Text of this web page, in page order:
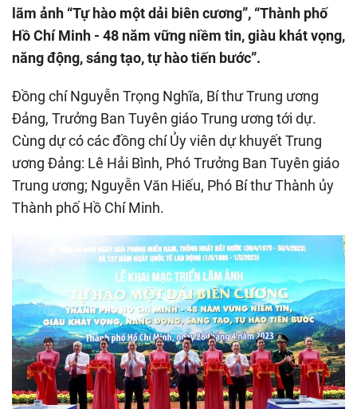
lãm ảnh “Tự hào một dải biên cương”, “Thành phố
Hồ Chí Minh - 48 năm vững niềm tin, giàu khát vọng,
năng động, sáng tạo, tự hào tiến bước”.
Đồng chí Nguyễn Trọng Nghĩa, Bí thư Trung ương
Đảng, Trưởng Ban Tuyên giáo Trung ương tới dự.
Cùng dự có các đồng chí Ủy viên dự khuyết Trung
ương Đảng: Lê Hải Bình, Phó Trưởng Ban Tuyên giáo
Trung ương; Nguyễn Văn Hiếu, Phó Bí thư Thành ủy
Thành phố Hồ Chí Minh.